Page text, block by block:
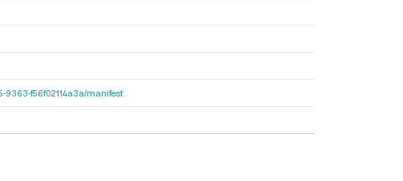
9363-f56f02114a3a/manifest